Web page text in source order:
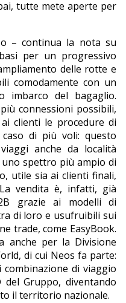
tutte mete aperte per
– continua la nota su
per un progressivo
delle rotte e
comodamente con un
imbarco del bagaglio.
connessioni possibili,
clienti le procedure di
di più voli: questo
anche da località
spettro più ampio di
utile sia ai clienti finali,
vendita è, infatti, già
grazie ai modelli di
di loro e usufruibili sui
trade, come EasyBook.
anche per la Divisione
di cui Neos fa parte:
di viaggio
Gruppo, diventando
il territorio nazionale.